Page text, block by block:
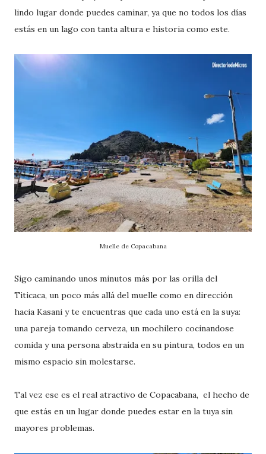
lindo lugar donde puedes caminar, ya que no todos los días
estás en un lago con tanta altura e historia como este.
Muelle de Copacabana
Sigo caminando unos minutos más por las orilla del
Titicaca, un poco más allá del muelle como en dirección
hacia Kasani y te encuentras que cada uno está en la suya:
una pareja tomando cerveza, un mochilero cocinandose
comida y una persona abstraída en su pintura, todos en un
mismo espacio sin molestarse.
Tal vez ese es el real atractivo de Copacabana, el hecho de
que estás en un lugar donde puedes estar en la tuya sin
mayores problemas.